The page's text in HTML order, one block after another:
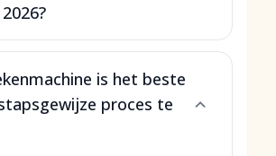
is het beste
proces te